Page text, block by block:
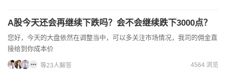
A股今天还会再继续下跌吗？会不会继续跌下3000点？
您好，今天的大盘依然在调整当中，可以多关注市场情况，我司的佣金直
接给到你成本价
等23人解答 4564 浏览